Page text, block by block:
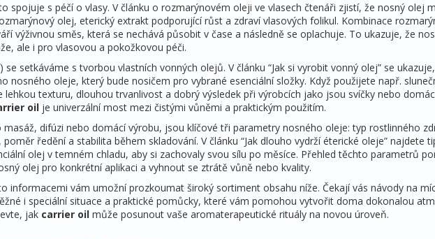
spojuje s péčí o vlasy. V článku o rozmarýnovém oleji ve vlasech čtenáři zjistí, že nosný olej
olej, eterický extrakt podporující růst a zdraví vlasových folikul. Kombinace
výživnou směs, která se nechává působit v čase a následně se oplachuje. To ukazuje, že
ale i pro vlasovou a pokožkovou péči.
se setkáváme s tvorbou vlastních vonných olejů. V článku “Jak si vyrobit vonný olej” se
nosného oleje, který bude nosičem pro vybrané esenciální složky. Když použijete např.
lehkou texturu, dlouhou trvanlivost a dobrý výsledek při výrobcích jako jsou svíčky nebo
oil je univerzální most mezi čistými vůněmi a praktickým použitím.
difúzi nebo domácí výrobu, jsou klíčové tři parametry nosného oleje: typ rostlinného
ředění a stabilita během skladování. V článku “Jak dlouho vydrží éterické oleje” najdete
olej v temném chladu, aby si zachovaly svou sílu po měsíce. Přehled těchto parametrů
olej pro konkrétní aplikaci a vyhnout se ztrátě vůně nebo kvality.
informacemi vám umožní prozkoumat široký sortiment obsahu níže. Čekají vás návody na
i speciální situace a praktické pomůcky, které vám pomohou vytvořit doma dokonalou
jak carrier oil může posunout vaše aromaterapeutické rituály na novou úroveň.